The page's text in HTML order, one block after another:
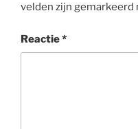
velden zijn gemarkeerd
Reactie*